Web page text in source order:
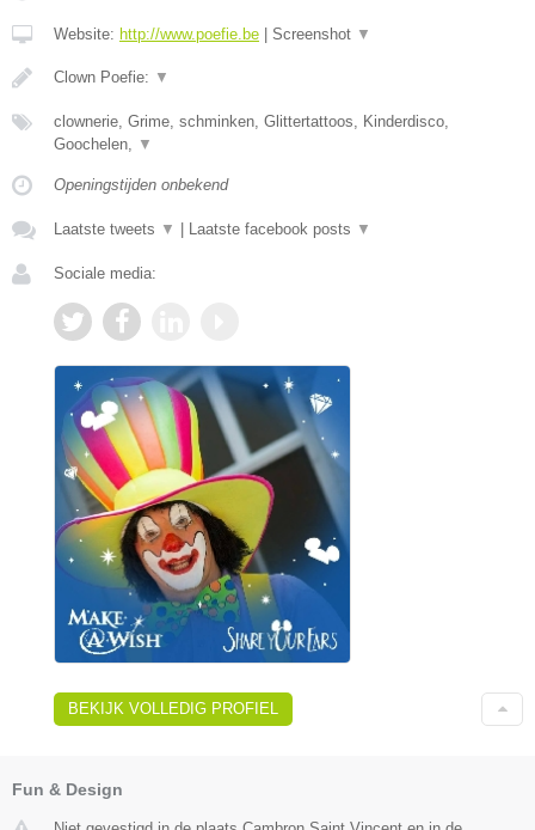
Website: http://www.poefie.be | Screenshot ▼
Clown Poefie: ▼
clownerie, Grime, schminken, Glittertattoos, Kinderdisco,
Goochelen,
▼
Openingstijden onbekend
Laatste tweets ▼ | Laatste facebook posts ▼
Sociale media:
BEKIJK VOLLEDIG PROFIEL
Fun & Design